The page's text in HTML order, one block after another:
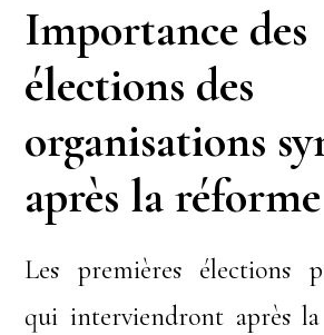
Importance des
élections des
organisations
après la réforme
Les premières élections
qui interviendront après